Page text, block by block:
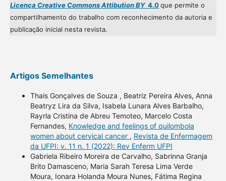
Licença Creative Commons Attibution BY4.0que permite o
compartilhamento do trabalho com reconhecimento da autoria e
publicação inicial nesta revista.
Artigos Semelhantes
Thais Gonçalves de Souza , Beatriz Pereira Alves, Anna
Beatryz Lira da Silva, Isabela Lunara Alves Barbalho,
Rayrla Cristina de Abreu Temoteo, Marcelo Costa
Fernandes, Knowledge and feelings of quilombola
women about cervical cancer , Revista de Enfermagem
da UFPI: v. 11 n. 1 (2022): Rev Enferm UFPI
Gabriela Ribeiro Moreira de Carvalho, Sabrinna Granja
Brito Damasceno, Maria Sarah Teresa Lima Verde
Moura, Ionara Holanda Moura Nunes, Fátima Regina